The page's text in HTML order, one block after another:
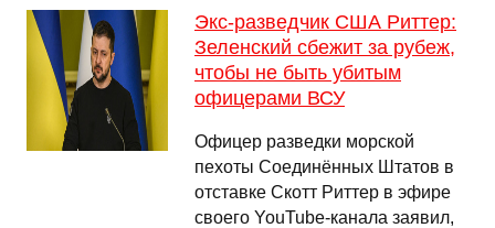
Экс-разведчик США Риттер:
Зеленский сбежит за рубеж,
чтобы не быть убитым
офицерами ВСУ
Офицер разведки морской
пехоты Соединённых Штатов в
отставке Скотт Риттер в эфире
своего YouTube-канала заявил,